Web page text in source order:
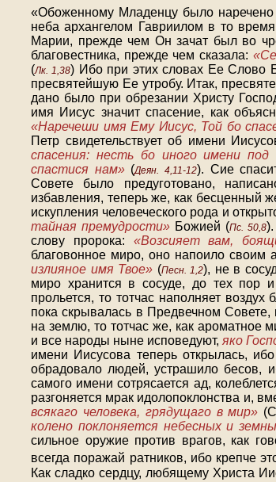
«Обоженному Младенцу было
неба архангелом Гавриилом в то
Марии, прежде чем Он зачат был во
благовестника, прежде чем сказала:
(Лк. 1,38) Ибо при этих словах Ее Слово
пресвятейшую Ее утробу. Итак,
дано было при обрезании Христу
имя Иисус значит спасение, как
«Наречеши имя Ему Иисус, Той бо
Петр свидетельствует об имени
спасения: несть бо иного имени
спастися нам»(Деян. 4,11-12). Сие
Совете было предуготовано,
избавления, теперь же, как бесценный
искупления человеческого рода и
тайная премудрости» Божией (Пс. 50,8
слову пророка: «Возсияет вам,
благовонное миро, оно напоило своим
излияное имя Твое» (Песн. 1,2), не в
миро хранится в сосуде, до тех пор
прольется, то тотчас наполняет
пока скрывалась в Предвечном Совете,
на землю, то тотчас же, как ароматное
и все народы ныне исповедуют, яко
имени Иисусова теперь открылась,
обрадовало людей, устрашило бесов,
самого имени сотрясается ад,
разгоняется мрак идолопоклонства и,
всякаго человека, грядущаго в мир»
колено поклоняется небесных и
сильное оружие против врагов, как
всегда поражай ратников, ибо крепче
Как сладко сердцу, любящему Христа